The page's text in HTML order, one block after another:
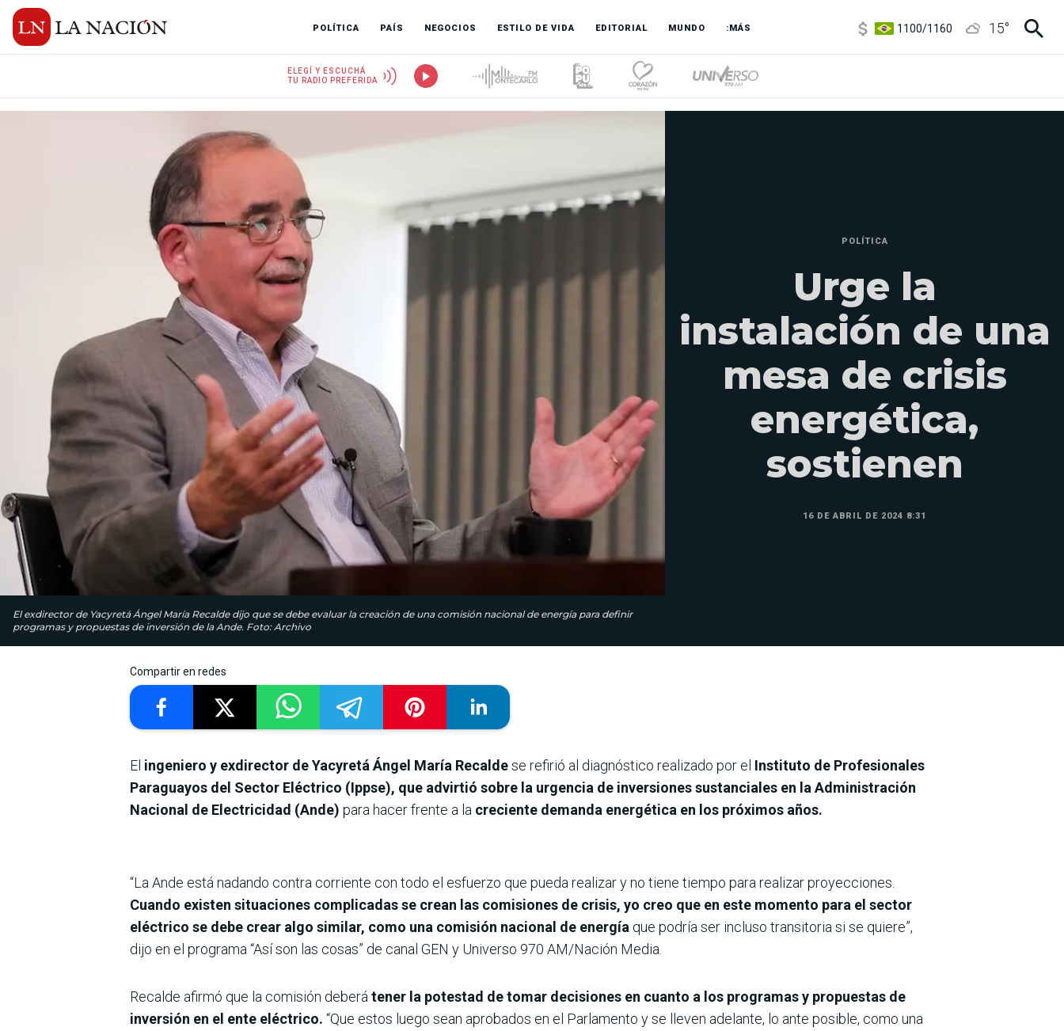
POLÍTICA PAÍS NEGOCIOS ESTILO DE VIDA EDITORIAL MUNDO :MÁS
3,8/4
15°
ELEGÍ Y ESCUCHÁ
TU RADIO PREFERIDA
El exdirector de Yacyretá Ángel María Recalde dijo que se debe evaluar la creación de una comisión nacional de energía para definir
programas y propuestas de inversión de la Ande. Foto: Archivo
POLÍTICA
Urge la
instalación de una
mesa de crisis
energética,
sostienen
16 DE ABRIL DE 2024 8:31
Compartir en redes
El ingeniero y exdirector de Yacyretá Ángel María Recaldese refirió al diagnóstico realizado por el Instituto de Profesionales
Paraguayos del Sector Eléctrico (Ippse), que advirtió sobre la urgencia de inversiones sustanciales en la Administración
Nacional de Electricidad (Ande) para hacer frente a la creciente demanda energética en los próximos años.
“La Ande está nadando contra corriente con todo el esfuerzo que pueda realizar y no tiene tiempo para realizar proyecciones.
Cuando existen situaciones complicadas se crean las comisiones de crisis, yo creo que en este momento para el sector
eléctrico se debe crear algo similar, como una comisión nacional de energía que podría ser incluso transitoria si se quiere”,
dijo en el programa “Así son las cosas” de canal GEN y Universo 970 AM/Nación Media.
Recalde afirmó que la comisión deberátener la potestad de tomar decisiones en cuanto a los programas y propuestas de
inversión en el ente eléctrico. “Que estos luego sean aprobados en el Parlamento y se lleven adelante, lo ante posible, como una